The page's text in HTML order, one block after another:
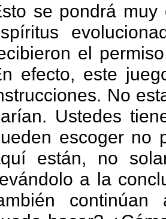
se pondrá muy
el
efecto, este
No
Ustedes
escoger no
están, no
a la
continúan